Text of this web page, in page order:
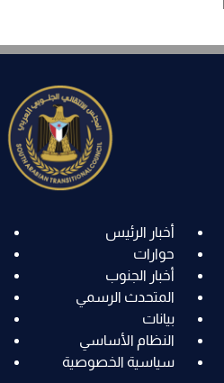
أخبار الرئيس
حوارات
أخبار الجنوب
المتحدث الرسمي
بيانات
النظام الأساسي
سياسية الخصوصية